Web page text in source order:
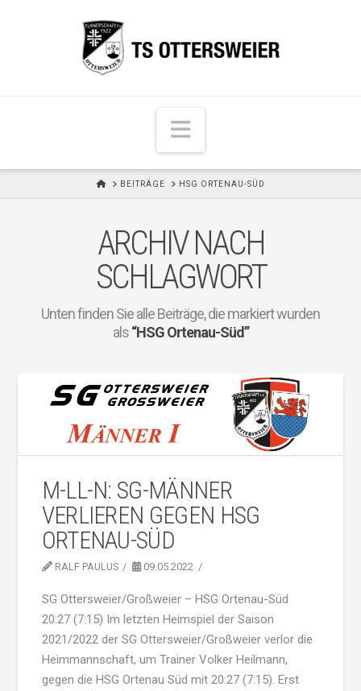
N
a
v
i
a
t
i
o
n
H
BEITRÄGE HSG ORTENAU-SÜD
ARCHIV NACH
SCHLAGWORT
Unten finden Sie alle Beiträge, die markiert wurden
als“HSG Ortenau-Süd”
M-LL-N: SG-MÄNNER
VERLIEREN GEGEN HSG
ORTENAU-SÜD
RALF PAULUS 09.05.2022
SG Ottersweier/Großweier – HSG Ortenau-Süd
20:27 (7:15) Im letzten Heimspiel der Saison
2021/2022 der SG Ottersweier/Großweier verlor die
Heimmannschaft, um Trainer Volker Heilmann,
gegen die HSG Ortenau Süd mit 20:27 (7:15). Erst